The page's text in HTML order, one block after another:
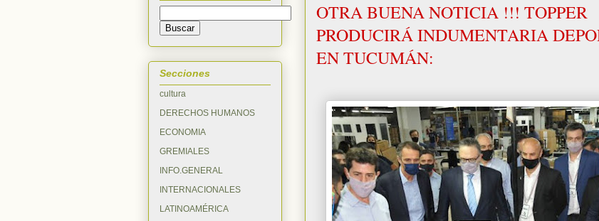
OTRA BUENA NOTICIA !!! TOPPER
PRODUCIRÁ INDUMENTARIA
EN TUCUMÁN:
Secciones
cultura
DERECHOS HUMANOS
ECONOMIA
GREMIALES
INFO.GENERAL
INTERNACIONALES
LATINOAMÉRICA